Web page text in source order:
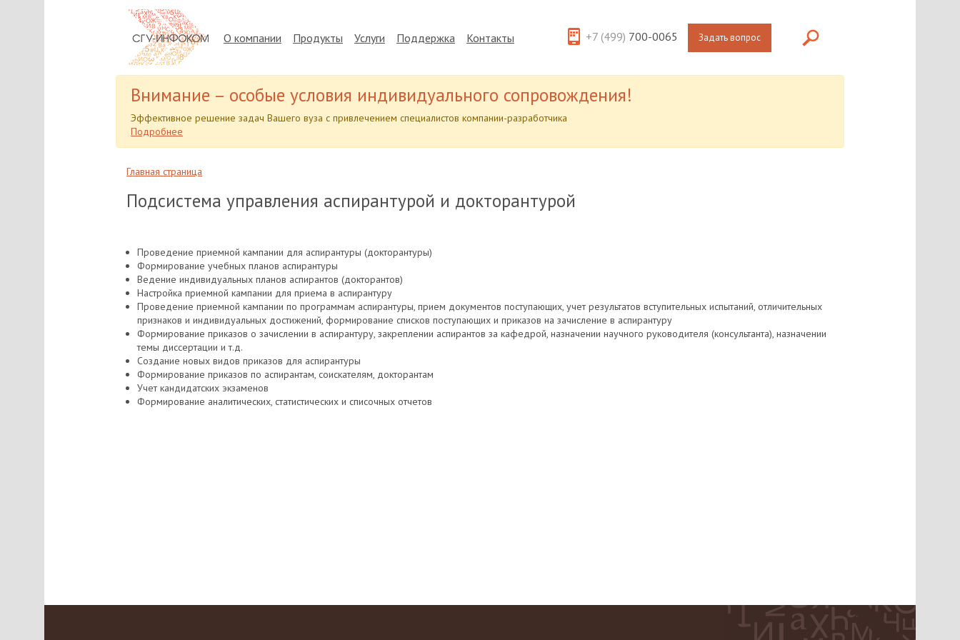
О компании Продукты Услуги Поддержка Контакты +7 (499) 700-0065 Задать вопрос
Внимание – особые условия индивидуального сопровождения!
Эффективное решение задач Вашего вуза с привлечением специалистов компании-разработчика
Подробнее
Главная страница
Подсистема управления аспирантурой и докторантурой
Проведение приемной кампании для аспирантуры (докторантуры)
Формирование учебных планов аспирантуры
Ведение индивидуальных планов аспирантов (докторантов)
Настройка приемной кампании для приема в аспирантуру
Проведение приемной кампании по программам аспирантуры, прием документов поступающих, учет результатов вступительных испытаний, отличительных
признаков и индивидуальных достижений, формирование списков поступающих и приказов на зачисление в аспирантуру
Формирование приказов о зачислении в аспирантуру, закреплении аспирантов за кафедрой, назначении научного руководителя (консультанта), назначении
темы диссертации и т.д.
Создание новых видов приказов для аспирантуры
Формирование приказов по аспирантам, соискателям, докторантам
Учет кандидатских экзаменов
Формирование аналитических, статистических и списочных отчетов